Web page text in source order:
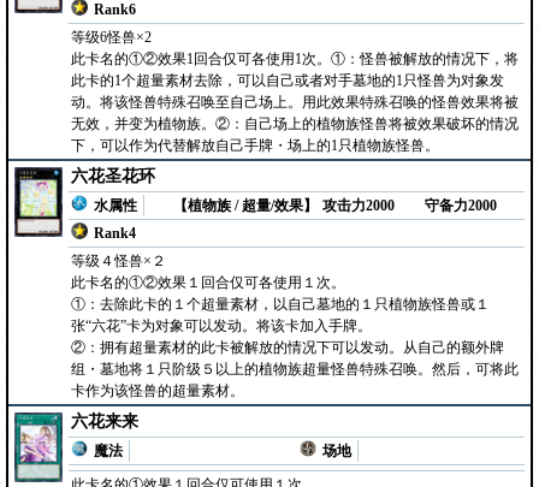
Rank6
等级6怪兽×2
此卡名的①②效果1回合仅可各使用1次。①：怪兽被解放的情况下，将
此卡的1个超量素材去除，可以自己或者对手墓地的1只怪兽为对象发
动。将该怪兽特殊召唤至自己场上。用此效果特殊召唤的怪兽效果将被
无效，并变为植物族。②：自己场上的植物族怪兽将被效果破坏的情况
下，可以作为代替解放自己手牌・场上的1只植物族怪兽。
六花圣花环
水属性
【植物族 / 超量/效果】
Rank4
攻击力2000 守备力2000
等级４怪兽×２
此卡名的①②效果１回合仅可各使用１次。
①：去除此卡的１个超量素材，以自己墓地的１只植物族怪兽或１
张“六花”卡为对象可以发动。将该卡加入手牌。
②：拥有超量素材的此卡被解放的情况下可以发动。从自己的额外牌
组・墓地将１只阶级５以上的植物族超量怪兽特殊召唤。然后，可将此
卡作为该怪兽的超量素材。
六花来来
魔法
场地